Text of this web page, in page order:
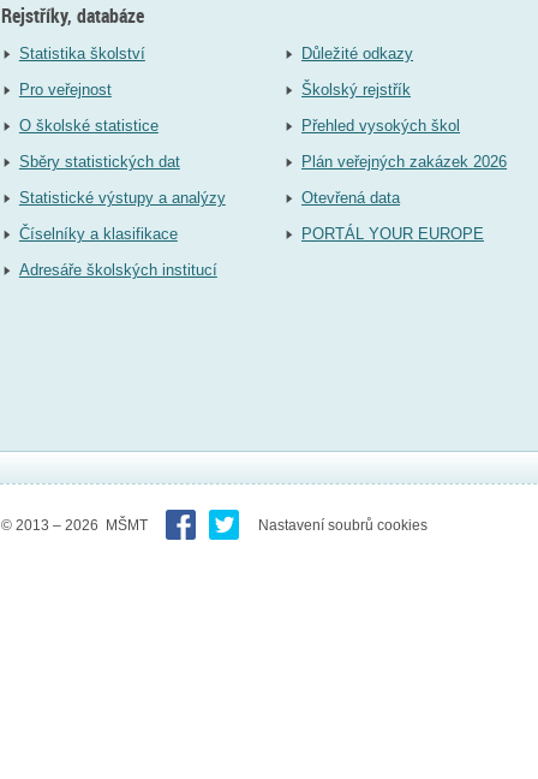
Rejstříky, databáze
Statistika školství
Pro veřejnost
O školské statistice
Sběry statistických dat
Statistické výstupy a analýzy
Číselníky a klasifikace
Adresáře školských institucí
Důležité odkazy
Školský rejstřík
Přehled vysokých škol
Plán veřejných zakázek 2026
Otevřená data
PORTÁL YOUR EUROPE
© 2013 – 2026 MŠMT Nastavení soubrů cookies